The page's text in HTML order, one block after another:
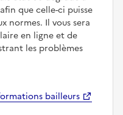
que celle-ci puisse
normes. Il vous sera
en ligne et de
les problèmes
bailleurs